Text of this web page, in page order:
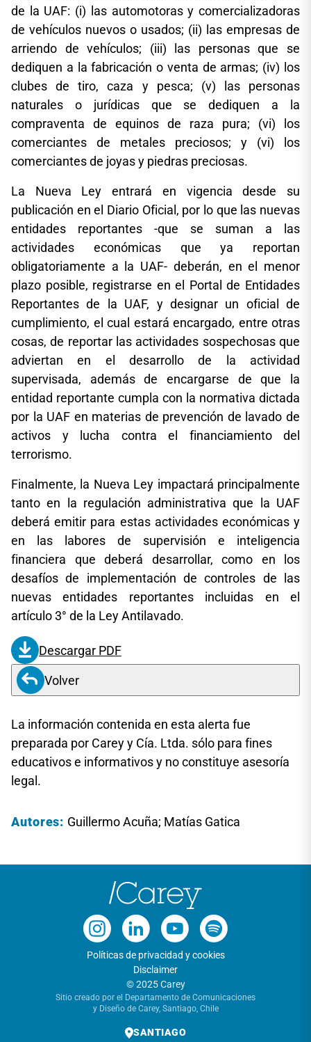
de la UAF: (i) las automotoras y comercializadoras
de vehículos nuevos o usados; (ii) las empresas de
arriendo de vehículos; (iii) las personas que se
dediquen a la fabricación o venta de armas; (iv) los
clubes de tiro, caza y pesca; (v) las personas
naturales o jurídicas que se dediquen a la
compraventa de equinos de raza pura; (vi) los
comerciantes de metales preciosos; y (vi) los
comerciantes de joyas y piedras preciosas.
La Nueva Ley entrará en vigencia desde su
publicación en el Diario Oficial, por lo que las nuevas
entidades reportantes -que se suman a las
actividades económicas que ya reportan
obligatoriamente a la UAF- deberán, en el menor
plazo posible, registrarse en el Portal de Entidades
Reportantes de la UAF, y designar un oficial de
cumplimiento, el cual estará encargado, entre otras
cosas, de reportar las actividades sospechosas que
adviertan en el desarrollo de la actividad
supervisada, además de encargarse de que la
entidad reportante cumpla con la normativa dictada
por la UAF en materias de prevención de lavado de
activos y lucha contra el financiamiento del
terrorismo.
Finalmente, la Nueva Ley impactará principalmente
tanto en la regulación administrativa que la UAF
deberá emitir para estas actividades económicas y
en las labores de supervisión e inteligencia
financiera que deberá desarrollar, como en los
desafíos de implementación de controles de las
nuevas entidades reportantes incluidas en el
artículo 3° de la Ley Antilavado.
Descargar PDF
Volver
La información contenida en esta alerta fue
preparada por Carey y Cía. Ltda. sólo para fines
educativos e informativos y no constituye asesoría
legal.
Autores: Guillermo Acuña; Matías Gatica
Políticas de privacidad y cookies
Disclaimer
© 2025 Carey
Sitio creado por el Departamento de Comunicaciones
y Diseño de Carey, Santiago, Chile
SANTIAGO